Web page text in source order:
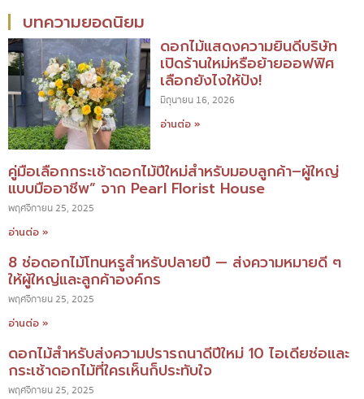
บทความยอดนิยม
ดอกไม้แสดงความยินดีบริษัท
เปิดร้านใหม่หรือย้ายออฟฟิศ
เลือกยังไงให้ปัง!
มิถุนายน 16, 2026
อ่านต่อ »
คู่มือเลือกกระเช้าดอกไม้ปีใหม่สำหรับมอบลูกค้า–ผู้ใหญ่
แบบมืออาชีพ” จาก Pearl Florist House
พฤศจิกายน 25, 2025
อ่านต่อ »
8 ช่อดอกไม้โทนหรูสำหรับปลายปี — ส่งความหมายดี ๆ
ให้ผู้ใหญ่และลูกค้าองค์กร
พฤศจิกายน 25, 2025
อ่านต่อ »
ดอกไม้สำหรับส่งความปรารถนาดีปีใหม่ 10 ไอเดียช่อและ
กระเช้าดอกไม้ที่ใครเห็นก็ประทับใจ
พฤศจิกายน 25, 2025